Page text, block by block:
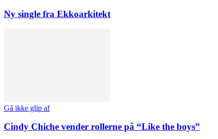
Ny single fra Ekkoarkitekt
Gå ikke glip af
Cindy Chiche vender rollerne på “Like the boys”